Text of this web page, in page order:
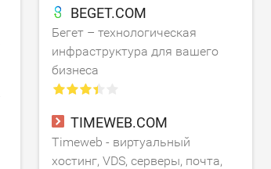
BEGET.COM
Бегет – технологическая
инфраструктура для вашего
бизнеса
TIMEWEB.COM
Timeweb - виртуальный
хостинг, VDS, серверы, почта,